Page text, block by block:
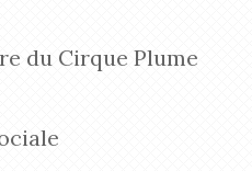
du Cirque Plume